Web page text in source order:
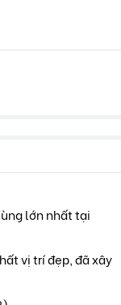
lớn nhất tại
vị trí đẹp, đã xây